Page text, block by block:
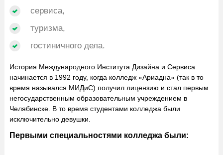
сервиса,
туризма,
гостиничного дела.
История Международного Института Дизайна и Сервиса
начинается в 1992 году, когда колледж «Ариадна» (так в то
время назывался МИДиС) получил лицензию и стал первым
негосударственным образовательным учреждением в
Челябинске. В то время студентами колледжа были
исключительно девушки.
Первыми специальностями колледжа были: